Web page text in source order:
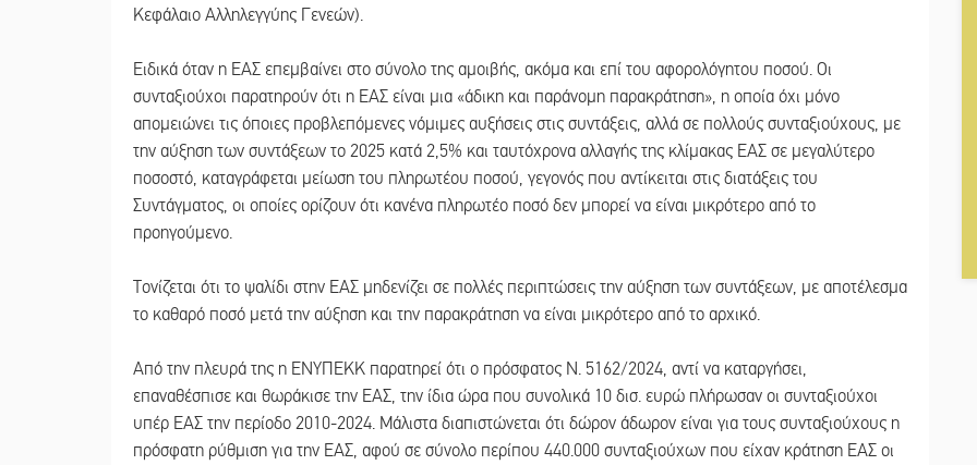
Κεφάλαιο Αλληλεγγύης Γενεών).
Ειδικά όταν η ΕΑΣ επεμβαίνει στο σύνολο της αμοιβής, ακόμα και επί του αφορολόγητου ποσού. Οι
συνταξιούχοι παρατηρούν ότι η ΕΑΣ είναι μια «άδικη και παράνομη παρακράτηση», η οποία όχι μόνο
απομειώνει τις όποιες προβλεπόμενες νόμιμες αυξήσεις στις συντάξεις, αλλά σε πολλούς συνταξιούχους, με
την αύξηση των συντάξεων το 2025 κατά 2,5% και ταυτόχρονα αλλαγής της κλίμακας ΕΑΣ σε μεγαλύτερο
ποσοστό, καταγράφεται μείωση του πληρωτέου ποσού, γεγονός που αντίκειται στις διατάξεις του
Συντάγματος, οι οποίες ορίζουν ότι κανένα πληρωτέο ποσό δεν μπορεί να είναι μικρότερο από το
προηγούμενο.
Τονίζεται ότι το ψαλίδι στην ΕΑΣ μηδενίζει σε πολλές περιπτώσεις την αύξηση των συντάξεων, με αποτέλεσμα
το καθαρό ποσό μετά την αύξηση και την παρακράτηση να είναι μικρότερο από το αρχικό.
Από την πλευρά της η ΕΝΥΠΕΚΚ παρατηρεί ότι ο πρόσφατος Ν. 5162/2024, αντί να καταργήσει,
επαναθέσπισε και θωράκισε την ΕΑΣ, την ίδια ώρα που συνολικά 10 δισ. ευρώ πλήρωσαν οι συνταξιούχοι
υπέρ ΕΑΣ την περίοδο 2010-2024. Μάλιστα διαπιστώνεται ότι δώρον άδωρον είναι για τους συνταξιούχους η
πρόσφατη ρύθμιση για την ΕΑΣ, αφού σε σύνολο περίπου 440.000 συνταξιούχων που είχαν κράτηση ΕΑΣ οι